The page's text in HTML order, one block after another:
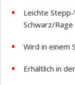
Leichte
Schwarz/
Wird in einem
Erhältlich in